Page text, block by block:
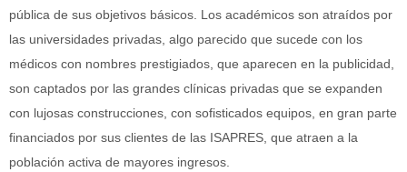
pública de sus objetivos básicos. Los académicos son atraídos por
las universidades privadas, algo parecido que sucede con los
médicos con nombres prestigiados, que aparecen en la publicidad,
son captados por las grandes clínicas privadas que se expanden
con lujosas construcciones, con sofisticados equipos, en gran parte
financiados por sus clientes de las ISAPRES, que atraen a la
población activa de mayores ingresos.